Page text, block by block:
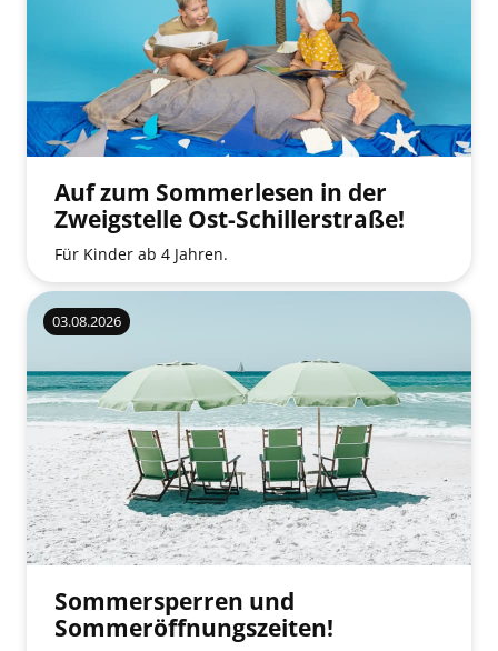
Auf zum Sommerlesen in der
Zweigstelle Ost-Schillerstraße!
Für Kinder ab 4 Jahren.
Sommersperren und
Sommeröffnungszeiten!
03.08.2026